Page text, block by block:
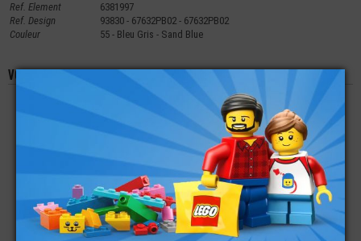
Ref. Element
6381997
Ref. Design
93830 - 67632PB02 - 67632PB02
Couleur
55 - Bleu Gris - Sand Blue
Vous aimerez aussi les produits suivants
LEGO® MINI-
TENUE DE MAGICIEN -
MÉDIÉVAL
8,90€
LEGO® SAPIN DE
NOEL (HARRY
POTTER)
4,99€
LEGO® ACCESSOIRE
ANIMAL AILE DROITE
DRAGONS TISSUS
4,99€